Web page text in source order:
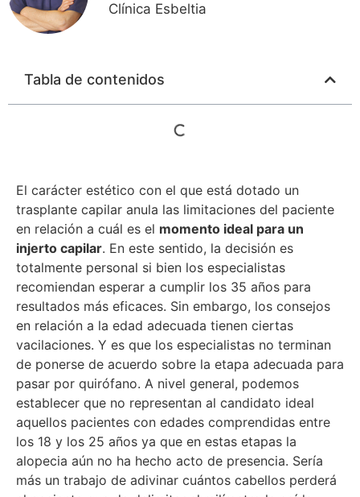
Clínica Esbeltia
Tabla de contenidos
El carácter estético con el que está dotado un
trasplante capilar anula las limitaciones del paciente
en relación a cuál es el momento ideal para un
injerto capilar. En este sentido, la decisión es
totalmente personal si bien los especialistas
recomiendan esperar a cumplir los 35 años para
resultados más eficaces. Sin embargo, los consejos
en relación a la edad adecuada tienen ciertas
vacilaciones. Y es que los especialistas no terminan
de ponerse de acuerdo sobre la etapa adecuada para
pasar por quirófano. A nivel general, podemos
establecer que no representan al candidato ideal
aquellos pacientes con edades comprendidas entre
los 18 y los 25 años ya que en estas etapas la
alopecia aún no ha hecho acto de presencia. Sería
más un trabajo de adivinar cuántos cabellos perderá